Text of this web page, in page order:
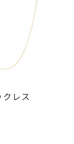
わせくださ
します。
内にメールに
場合
すが、万が一
と異なる場合
ます。
ださい。
たしますの
クレス